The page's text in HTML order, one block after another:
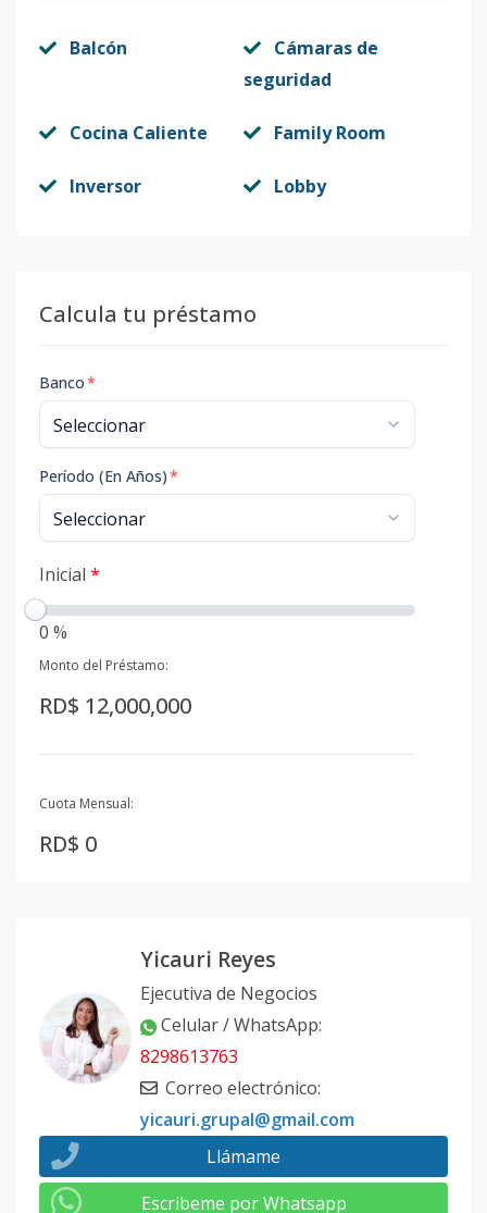
Balcón
Cámaras de
seguridad
Cocina Caliente Family Room
Inversor Lobby
Calcula tu préstamo
Banco*
Período (En Años)*
Inicial *
0 %
Monto del Préstamo:
RD$ 12,000,000
Cuota Mensual:
RD$ 0
Yicauri Reyes
Ejecutiva de Negocios
Celular / WhatsApp:
8298613763
Correo electrónico:
yicauri.grupal@gmail.com
Llámame
Escribeme por Whatsapp